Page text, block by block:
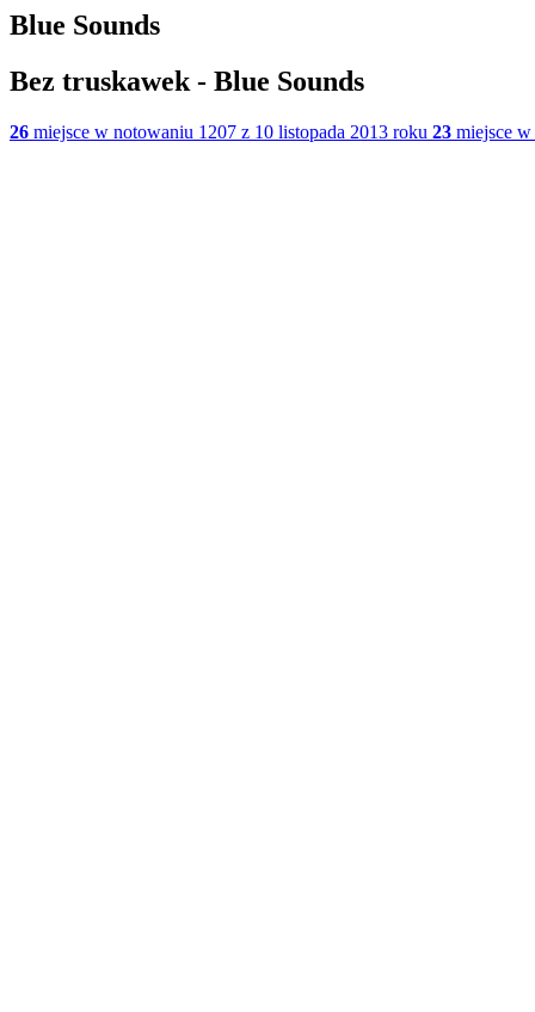
Blue Sounds
Bez truskawek - Blue Sounds
26 miejsce w notowaniu 1207 z 10 listopada 2013 roku 23 miejsce